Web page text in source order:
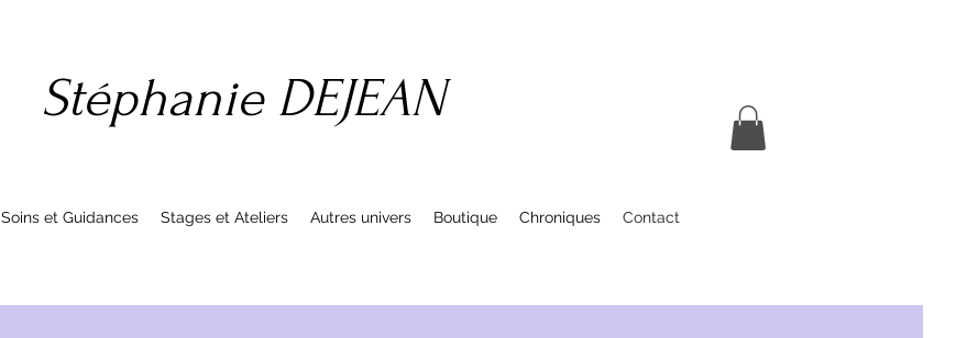
Stéphanie DEJEAN
Soins et Guidances Stages et Ateliers Autres univers Boutique Chroniques Contact